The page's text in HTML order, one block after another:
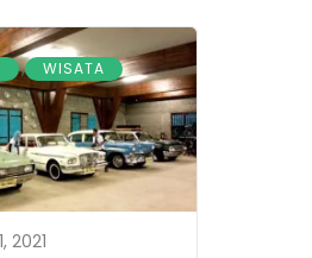
, WISATA
2021